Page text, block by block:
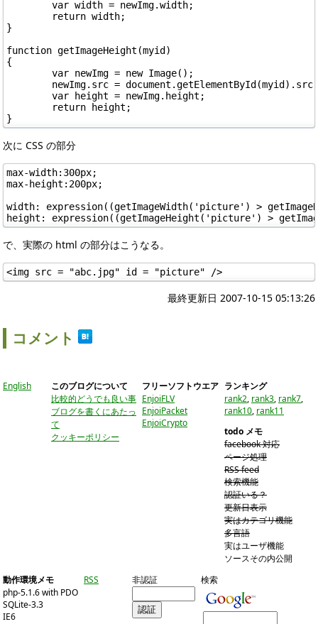
}
function getImageHeight(myid)
{
次に CSS の部分
max-width:300px;
max-height:200px;
width: expression((getImageWidth('picture') >
で、実際の html の部分はこうなる。
最終更新日 2007-10-15 05:13:26
コメント
English
このブログについて
比較的どうでも良い事
ブログを書くにあたっ
て
クッキーポリシー
フリーソフトウエア
EnjoiFLV
EnjoiPacket
EnjoiCrypto
ランキング
rank2, rank3, rank7,
rank10, rank11
todo メモ
facebook 対応
ページ処理
RSS feed
検索機能
認証いる？
更新日表示
実はカテゴリ機能
多言語
実はユーザ機能
ソースその内公開
動作環境メモ
php-5.1.6 with PDO
SQLite-3.3
IE6
RSS 非認証 検索